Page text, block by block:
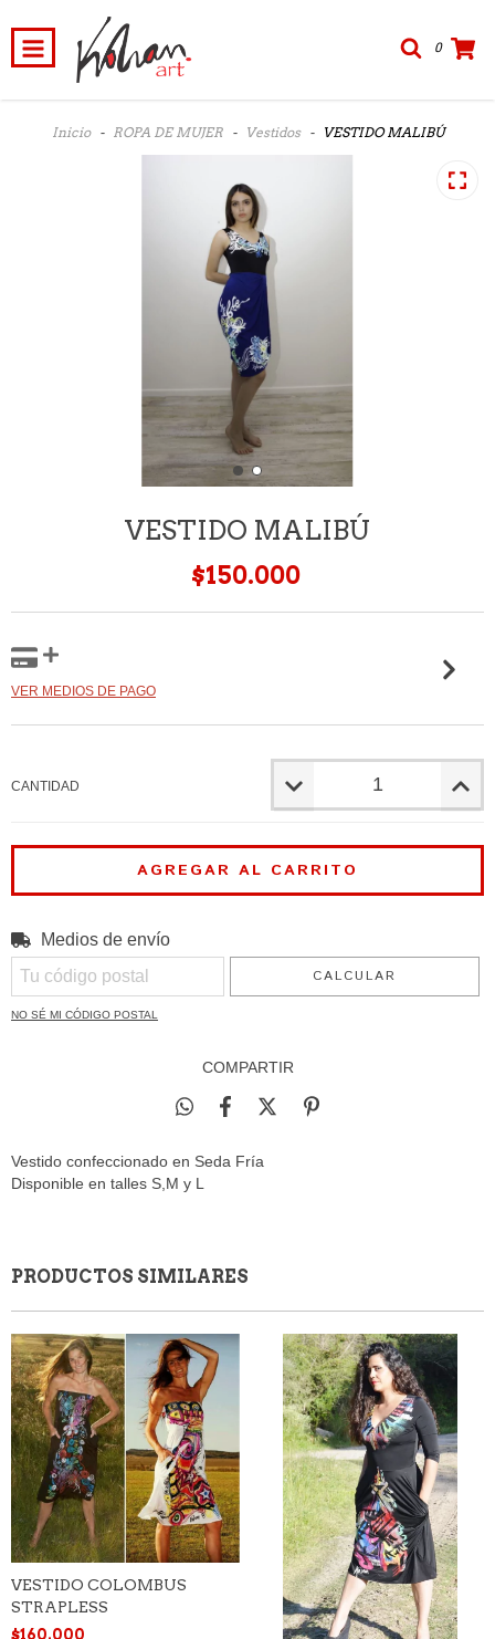
0
Inicio - ROPA DE MUJER - Vestidos - VESTIDO MALIBÚ
VESTIDO MALIBÚ
$150.000
VER MEDIOS DE PAGO
CANTIDAD
Entregas para el CP:
Medios de envío
CALCULAR
NO SÉ MI CÓDIGO POSTAL
COMPARTIR
Vestido confeccionado en Seda Fría
Disponible en talles S,M y L
PRODUCTOS SIMILARES
VESTIDO COLOMBUS
STRAPLESS
$160.000